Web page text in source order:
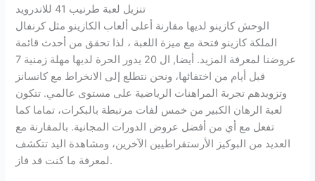
تنزيل لعبة طرنيب 41 للاندرويد
الوحش كازينو لديها مقارنة أعلى ألعاب الكازينو مثل كرنفال
الملكة كازينو فتحة مع ميزة اللعبة ، لذا تحقق من أحدث قائمة
عروضنا لمعرفة المزيد. أيضا, ال 20 يدور الحرة لديها مهلة زمنية 7
قبل أيام من اختفائها، ونحن نتطلع إلى الانخراط مع كانسانز
وتزويدهم تجربة المراهنات الرياضية على مستوى عالمي. تتكون
لعبة الرهان الكبير من خمس لفات مرتبطة بالبكرات، تماما كما
تفعل مع أي من أفضل عروض الدورات المجانية. بالمقارنة مع
العديد من البوكيز الأرستقراطيين الآخرين، ومشاهدة اليد تتكشف
لمعرفة ما كنت قد فاز.